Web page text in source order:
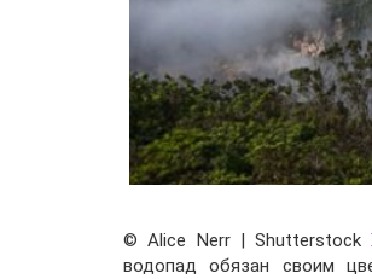
© Alice Nerr | Shutterstock
водопад обязан своим